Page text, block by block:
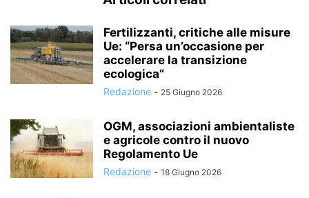
Fertilizzanti, critiche alle misure
Ue: “Persa un’occasione per
accelerare la transizione
ecologica”
Redazione - 25 Giugno 2026
OGM, associazioni ambientaliste
e agricole contro il nuovo
Regolamento Ue
Redazione - 18 Giugno 2026